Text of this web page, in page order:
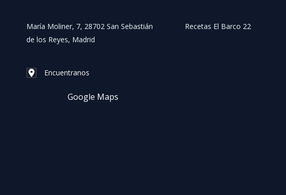
María Moliner, 7, 28702 San Sebastián
de los Reyes, Madrid
Encuentranos
Google Maps
Recetas El Barco 22